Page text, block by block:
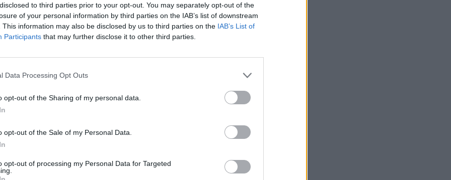
to third parties prior to your opt-out. You may separately opt-out of the
of your personal information by third parties on the IAB’s list of downstream
This information may also be disclosed by us to third parties on the IAB’s List of
Participants that may further disclose it to other third parties.
Data Processing Opt Outs
opt-out of the Sharing of my personal data.
opt-out of the Sale of my Personal Data.
opt-out of processing my Personal Data for Targeted